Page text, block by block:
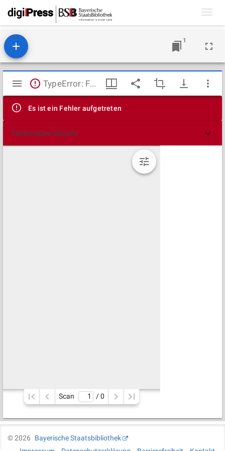
1
Mirador
Viewer
TypeError: Failed to fetch
Es ist ein Fehler aufgetreten
Technische Details
Scan / 0
©2026
Bayerische Staatsbibliothek